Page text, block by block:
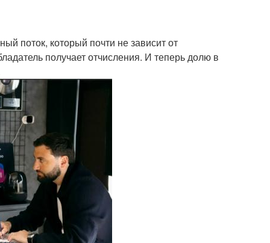
поток, который почти не зависит от
получает отчисления. И теперь долю в